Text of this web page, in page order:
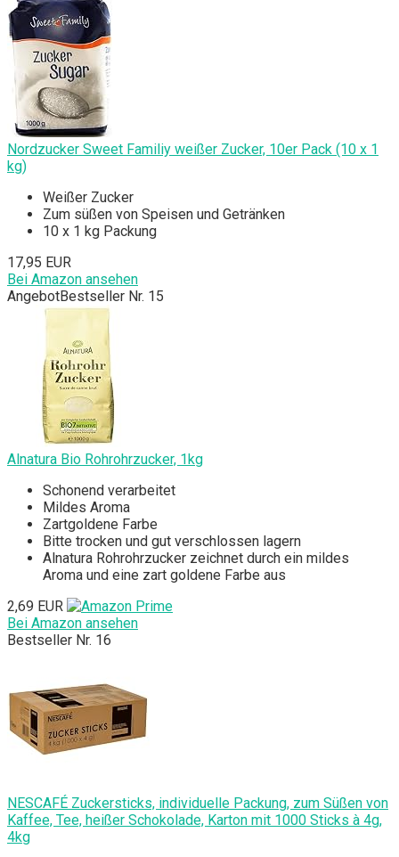
Nordzucker Sweet Familiy weißer Zucker, 10er Pack (10 x 1
kg)
Weißer Zucker
Zum süßen von Speisen und Getränken
10 x 1 kg Packung
17,95 EUR
Bei Amazon ansehen
AngebotBestseller Nr. 15
Alnatura Bio Rohrohrzucker, 1kg
Schonend verarbeitet
Mildes Aroma
Zartgoldene Farbe
‎Bitte trocken und gut verschlossen lagern
Alnatura Rohrohrzucker zeichnet durch ein mildes
Aroma und eine zart goldene Farbe aus
2,69 EUR
Bei Amazon ansehen
Bestseller Nr. 16
NESCAFÉ Zuckersticks, individuelle Packung, zum Süßen von
Kaffee, Tee, heißer Schokolade, Karton mit 1000 Sticks à 4g,
4kg